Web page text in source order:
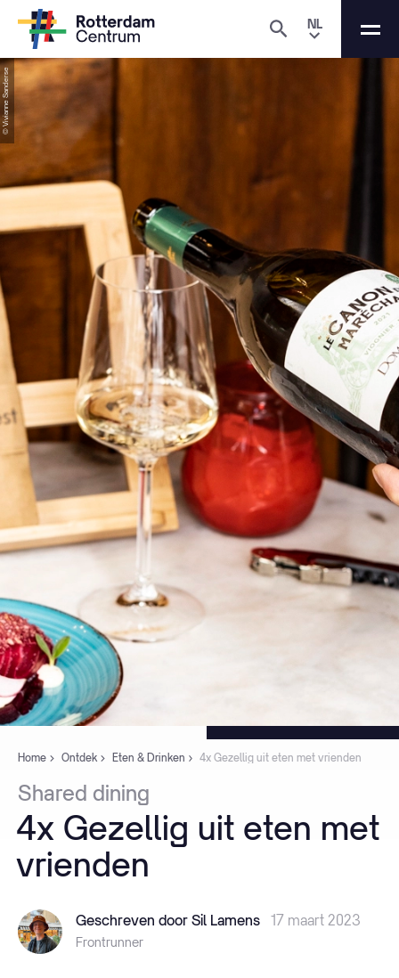
NL
Home Ontdek Eten & Drinken 4x Gezellig uit eten met vrienden
Shared dining
4x Gezellig uit eten met
vrienden
© Vivianne Sanderse
Geschreven door Sil Lamens 17 maart 2023
Frontrunner